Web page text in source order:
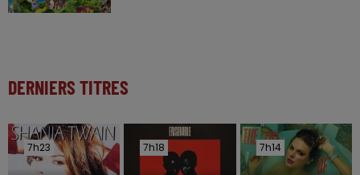
DERNIERS TITRES
7h23
7h23 7h18
7h18 7h14
7h14